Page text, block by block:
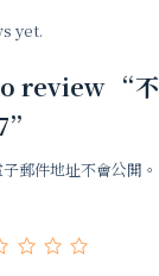
yet.
review “不
郵件地址不會公開。